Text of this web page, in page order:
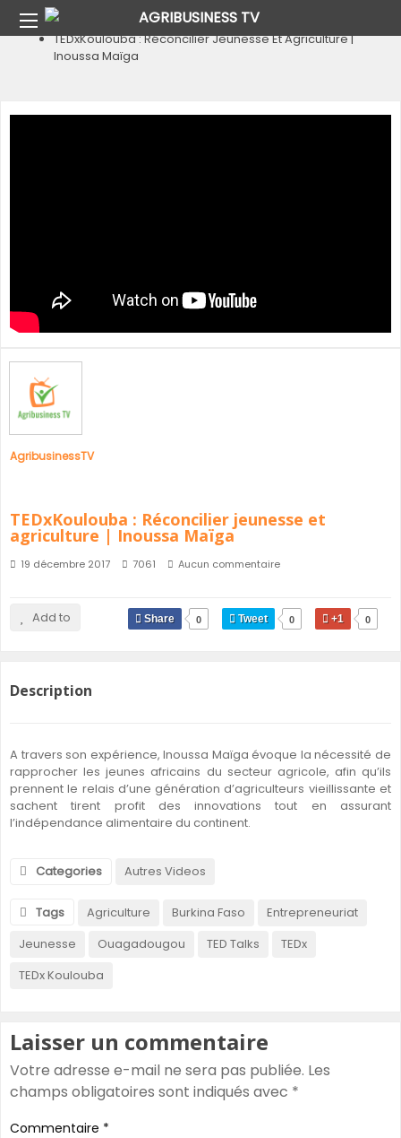
Autres Videos
TEDxKoulouba : Réconcilier Jeunesse Et Agriculture |
Inoussa Maïga
AgribusinessTV
TEDxKoulouba : Réconcilier jeunesse et
agriculture | Inoussa Maïga
19 décembre 2017 7061 Aucun commentaire
Add to Share 0 Tweet 0 +1 0
Description
A travers son expérience, Inoussa Maïga évoque la nécessité de
rapprocher les jeunes africains du secteur agricole, afin qu’ils
prennent le relais d’une génération d’agriculteurs vieillissante et
sachent tirent profit des innovations tout en assurant
l’indépendance alimentaire du continent.
Categories Autres Videos
Tags Agriculture Burkina Faso
Entrepreneuriat
Jeunesse
Ouagadougou TED Talks
TEDx
TEDx Koulouba
Laisser un commentaire
Votre adresse e-mail ne sera pas publiée. Les
champs obligatoires sont indiqués avec *
Commentaire *